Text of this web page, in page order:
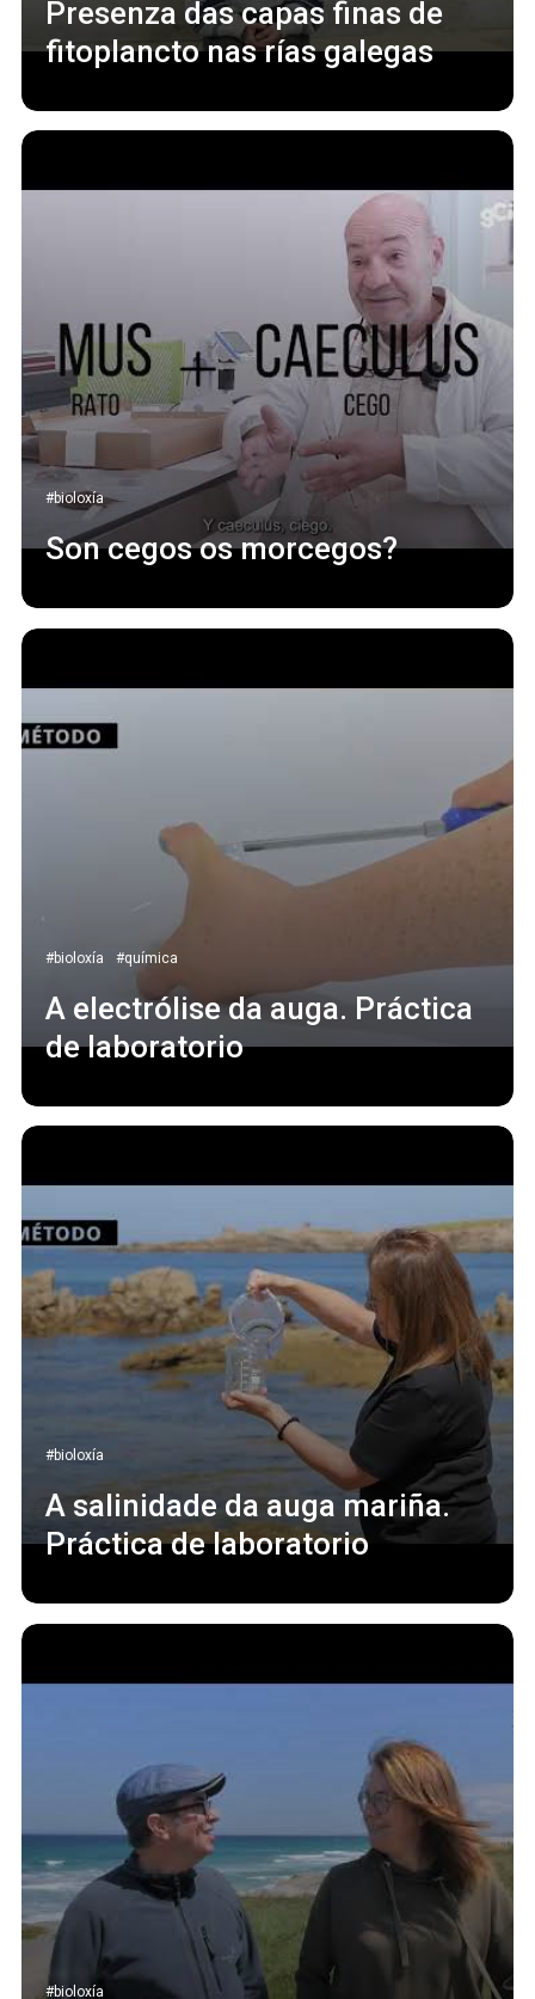
Presenza das capas finas de
fitoplancto nas rías galegas
#bioloxía
Son cegos os morcegos?
#bioloxía #química
A electrólise da auga. Práctica
de laboratorio
#bioloxía
A salinidade da auga mariña.
Práctica de laboratorio
#bioloxía